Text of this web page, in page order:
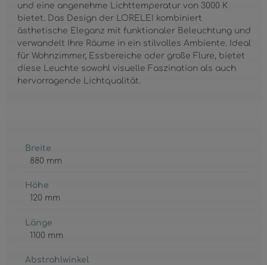
und eine angenehme Lichttemperatur von 3000 K
bietet. Das Design der LORELEI kombiniert
ästhetische Eleganz mit funktionaler Beleuchtung und
verwandelt Ihre Räume in ein stilvolles Ambiente. Ideal
für Wohnzimmer, Essbereiche oder große Flure, bietet
diese Leuchte sowohl visuelle Faszination als auch
hervorragende Lichtqualität.
Breite
880 mm
Höhe
120 mm
Länge
1100 mm
Abstrahlwinkel